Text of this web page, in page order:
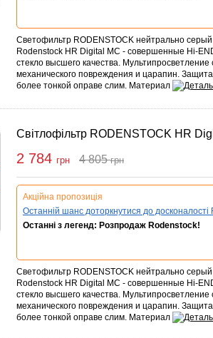
Светофильтр RODENSTOCK нейтрально
Rodenstock HR Digital MC - совершенные Hi-
стекло высшего качества.
механического повреждения и царапин.
более тонкой оправе слим. Материал
Світлофільтр RODENSTOCK HR
2 784 грн 4 805грн
Купити
Акційна пропозиція
Останній шанс доторкнутися до досконалості
Останні з легенд: Розпродаж Rodenstock!
Светофильтр RODENSTOCK нейтрально
Rodenstock HR Digital MC - совершенные Hi-
стекло высшего качества.
механического повреждения и царапин.
более тонкой оправе слим. Материал